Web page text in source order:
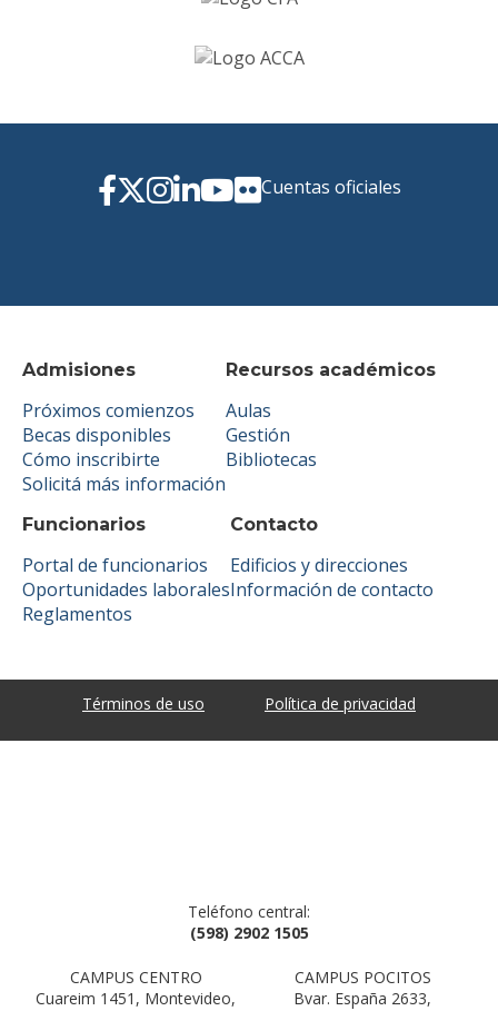
Admisiones
Próximos comienzos
Becas disponibles
Cómo inscribirte
Solicitá más información
Recursos académicos
Aulas
Gestión
Bibliotecas
Funcionarios
Portal de funcionarios
Oportunidades laborales
Reglamentos
Contacto
Edificios y direcciones
Información de contacto
Cuentas oficiales
Términos de uso Política de privacidad
Teléfono central:
(598) 2902 1505
CAMPUS CENTRO
Cuareim 1451, Montevideo,
CAMPUS POCITOS
Bvar. España 2633,